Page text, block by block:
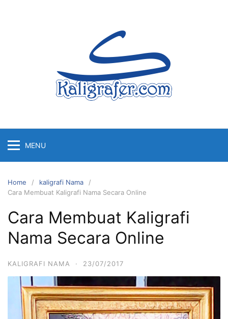
MENU
Home
kaligrafi Nama
Cara Membuat Kaligrafi Nama Secara Online
Cara Membuat Kaligrafi
Nama Secara Online
KALIGRAFI NAMA · 23/07/2017